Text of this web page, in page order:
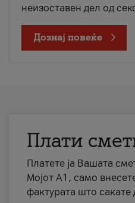
неизоставен дел од
Дознај повеќе
Плати
Платете ја Вашата
Мојот А1, само
фактурата што сакате